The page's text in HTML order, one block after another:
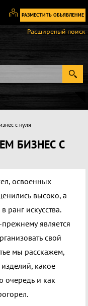
РАЗМЕСТИТЬ ОБЬЯВЛЕНИЕ
Вход
Регистрация
Расширеный поиск
с нуля
БИЗНЕС С
освоенных
высоко, а
ранг искусства.
является
свой
мы расскажем,
какое
очередь и как